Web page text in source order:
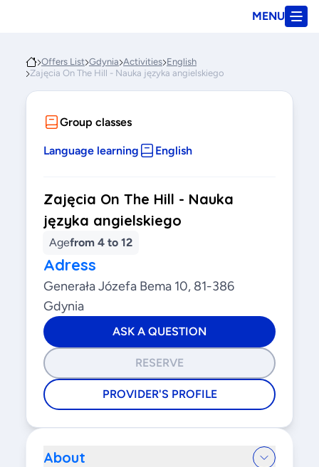
MENU
Offers List Gdynia Activities English
Zajęcia On The Hill - Nauka języka angielskiego
Group classes
Language learning English
Zajęcia On The Hill - Nauka
języka angielskiego
Agefrom 4 to 12
Adress
Generała Józefa Bema 10, 81-386
Gdynia
ASK A QUESTION
RESERVE
PROVIDER'S PROFILE
About